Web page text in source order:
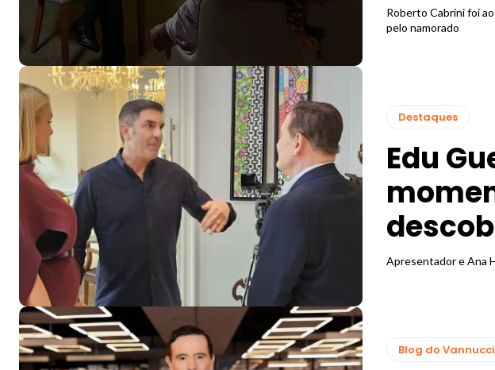
Roberto Cabrini foi
pelo namorado
Destaques
Edu
Apresentador e Ana
Blog do Vannucci